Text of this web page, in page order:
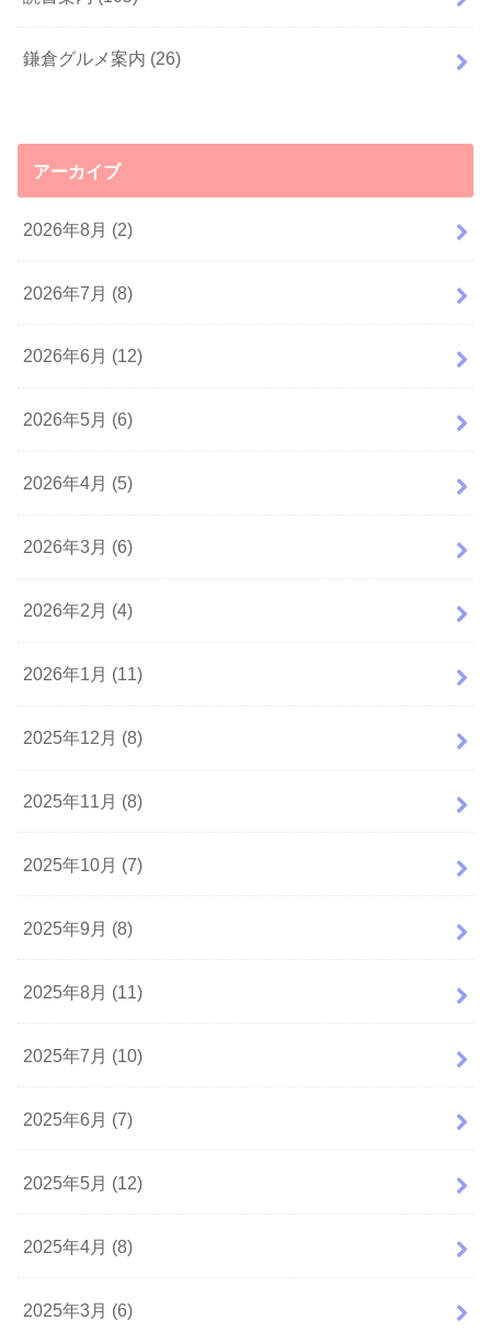
鎌倉グルメ案内 (26)
アーカイブ
2026年8月 (2)
2026年7月 (8)
2026年6月 (12)
2026年5月 (6)
2026年4月 (5)
2026年3月 (6)
2026年2月 (4)
2026年1月 (11)
2025年12月 (8)
2025年11月 (8)
2025年10月 (7)
2025年9月 (8)
2025年8月 (11)
2025年7月 (10)
2025年6月 (7)
2025年5月 (12)
2025年4月 (8)
2025年3月 (6)